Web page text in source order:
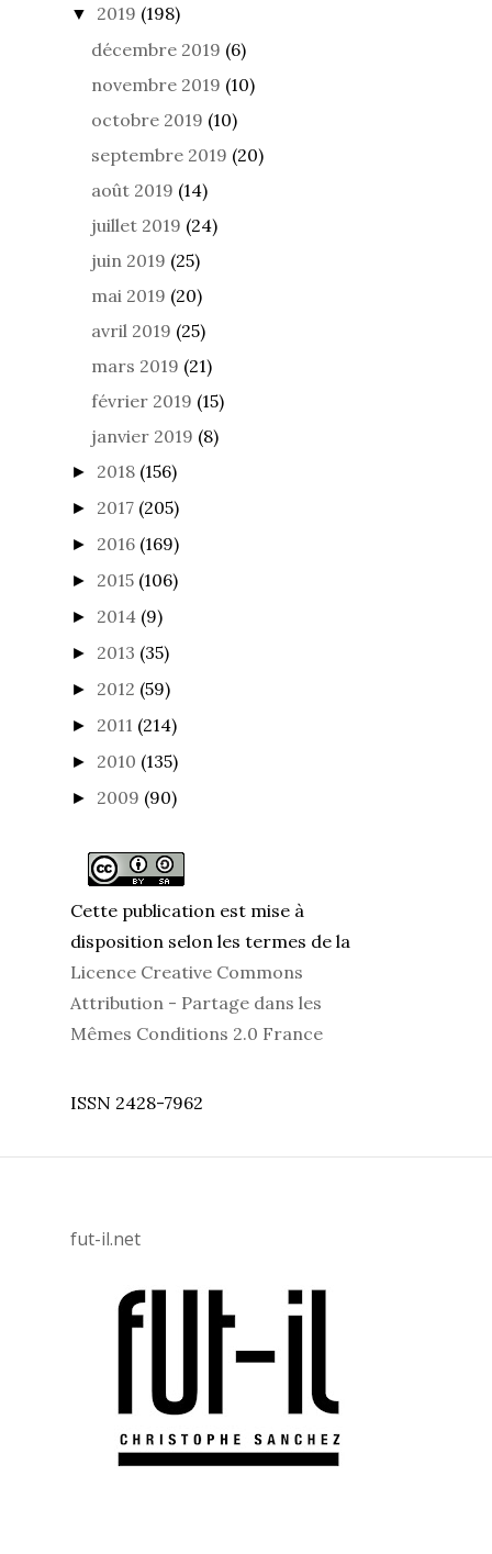
▼ 2019 (198)
décembre 2019 (6)
novembre 2019 (10)
octobre 2019 (10)
septembre 2019 (20)
août 2019 (14)
juillet 2019 (24)
juin 2019 (25)
mai 2019 (20)
avril 2019 (25)
mars 2019 (21)
février 2019 (15)
janvier 2019 (8)
► 2018 (156)
► 2017 (205)
► 2016 (169)
► 2015 (106)
► 2014 (9)
► 2013 (35)
► 2012 (59)
► 2011 (214)
► 2010 (135)
► 2009 (90)
Cette publication est mise à
disposition selon les termes de la
Licence Creative Commons
Attribution - Partage dans les
Mêmes Conditions 2.0 France
ISSN 2428-7962
fut-il.net